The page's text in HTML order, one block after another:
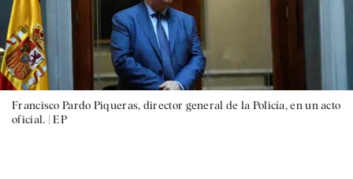
Francisco Pardo Piqueras, director general de la Policía, en un acto
oficial. |EP